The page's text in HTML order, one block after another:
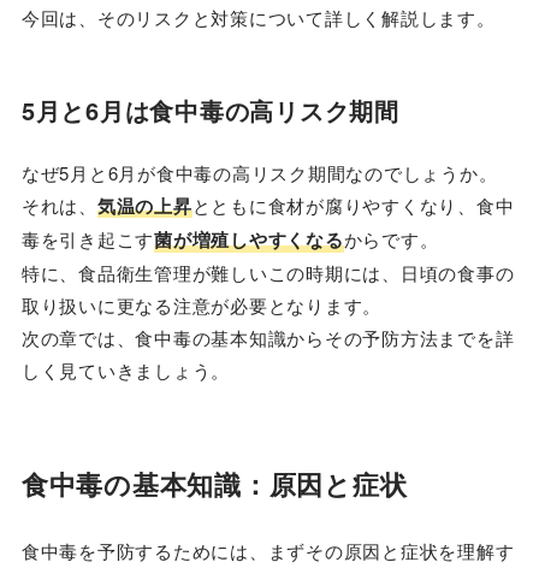
今回は、そのリスクと対策について詳しく解説します。
5月と6月は食中毒の高リスク期間
なぜ5月と6月が食中毒の高リスク期間なのでしょうか。
それは、 気温の上昇とともに食材が腐りやすくなり、食中
毒を引き起こす菌が増殖しやすくなるからです。
特に、食品衛生管理が難しいこの時期には、日頃の食事の
取り扱いに更なる注意が必要となります。
次の章では、食中毒の基本知識からその予防方法までを詳
しく見ていきましょう。
食中毒の基本知識：原因と症状
食中毒を予防するためには、まずその原因と症状を理解す